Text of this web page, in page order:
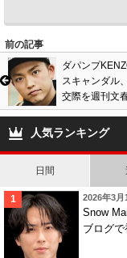
前の記事
ダパンプ
スキャンダル
交際を週刊文
木優子似の彼
し自宅密会。
人気ランキング
日間
2026年3月
Snow
ブログ